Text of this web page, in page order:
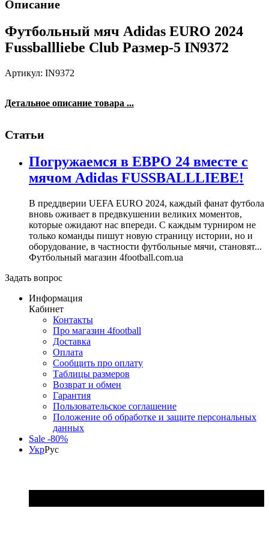
Описание
Футбольный мяч Adidas EURO 2024
Fussballliebe Club Размер-5 IN9372
Артикул: IN9372
Детальное описание товара ...
Статьи
Погружаемся в ЕВРО 24 вместе с
мячом Adidas FUSSBALLLIEBE!
В преддверии UEFA EURO 2024, каждый фанат футбола
вновь оживает в предвкушении великих моментов,
которые ожидают нас впереди. С каждым турниром не
только команды пишут новую страницу истории, но и
оборудование, в частности футбольные мячи, становят...
Футбольный магазин 4football.com.ua
Задать вопрос
Информация
Кабинет
Контакты
Про магазин 4football
Доставка
Оплата
Сообщить про оплату
Таблицы размеров
Возврат и обмен
Гарантия
Пользовательское соглашение
Положение об обработке и защите персональных
данных
Sale -80%
УкрРус